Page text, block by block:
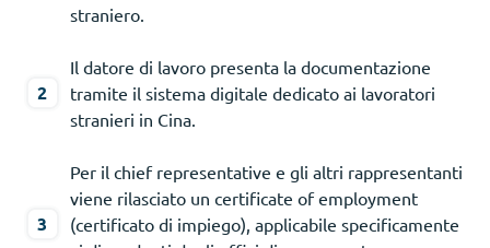
straniero.
Il datore di lavoro presenta la documentazione
tramite il sistema digitale dedicato ai lavoratori
stranieri in Cina.
Per il chief representative e gli altri rappresentanti
viene rilasciato un certificate of employment
(certificato di impiego), applicabile specificamente